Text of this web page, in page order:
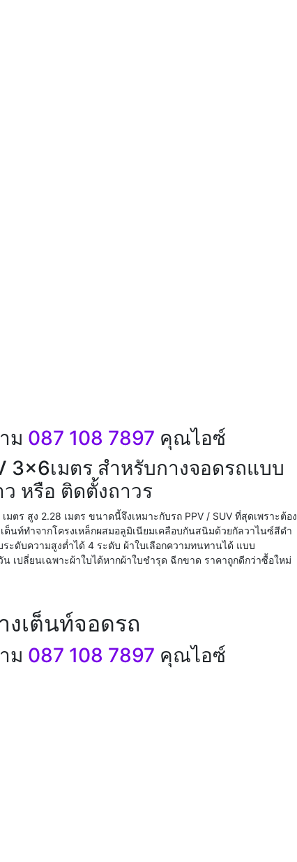
ม 087 108 7897 คุณไอซ์
3×6เมตร สำหรับกางจอดรถแบบ
หรือ ติดตั้งถาวร
ตร สูง 2.28 เมตร ขนาดนี้จึงเหมาะกับรถ PPV / SUV ที่สุดเพราะต้อง
ต็นท์ทำจากโครงเหล็กผสมอลูมิเนียมเคลือบกันสนิมด้วยกัลวาไนซ์สีดำ
ะดับความสูงต่ำได้ 4 ระดับ ผ้าใบเลือกความทนทานได้ แบบ
เปลี่ยนเฉพาะผ้าใบได้หากผ้าใบชำรุด ฉีกขาด ราคาถูกดีกว่าซื้อใหม่
งเต็นท์จอดรถ
ม 087 108 7897 คุณไอซ์